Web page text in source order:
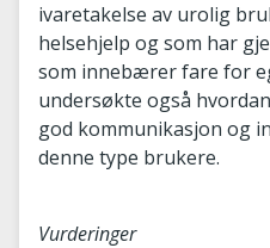
ivaretakelse av urolig
helsehjelp og som har
som innebærer fare for
undersøkte også
god kommunikasjon og
denne type brukere.
Vurderinger